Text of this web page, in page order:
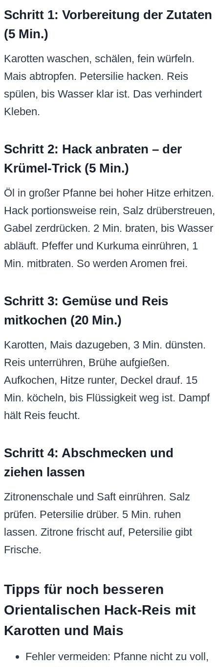
Schritt 1: Vorbereitung der Zutaten
(5 Min.)
Karotten waschen, schälen, fein würfeln.
Mais abtropfen. Petersilie hacken. Reis
spülen, bis Wasser klar ist. Das verhindert
Kleben.
Schritt 2: Hack anbraten – der
Krümel-Trick (5 Min.)
Öl in großer Pfanne bei hoher Hitze erhitzen.
Hack portionsweise rein, Salz drüberstreuen,
Gabel zerdrücken. 2 Min. braten, bis Wasser
abläuft. Pfeffer und Kurkuma einrühren, 1
Min. mitbraten. So werden Aromen frei.
Schritt 3: Gemüse und Reis
mitkochen (20 Min.)
Karotten, Mais dazugeben, 3 Min. dünsten.
Reis unterrühren, Brühe aufgießen.
Aufkochen, Hitze runter, Deckel drauf. 15
Min. köcheln, bis Flüssigkeit weg ist. Dampf
hält Reis feucht.
Schritt 4: Abschmecken und
ziehen lassen
Zitronenschale und Saft einrühren. Salz
prüfen. Petersilie drüber. 5 Min. ruhen
lassen. Zitrone frischt auf, Petersilie gibt
Frische.
Tipps für noch besseren
Orientalischen Hack-Reis mit
Karotten und Mais
Fehler vermeiden: Pfanne nicht zu voll,